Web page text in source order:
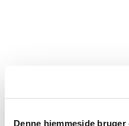
Denne hjemmeside bruger